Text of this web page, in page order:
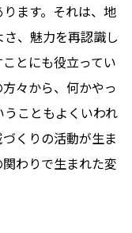
ます。それは、地
、魅力を再認識し
とにも役立ってい
々から、何かやっ
こともよくいわれ
くりの活動が生ま
わりで生まれた変